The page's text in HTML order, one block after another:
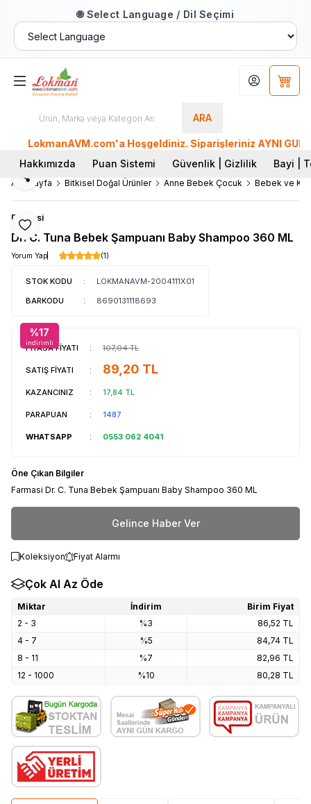
🌐 Select Language / Dil Seçimi
ARA
Hesabım
LokmanAVM.com'a Hoşgeldiniz. Siparişleriniz AYNI GÜN
Hakkımızda
Puan Sistemi Güvenlik | Gizlilik Bayi |
Ana Sayfa Bitkisel Doğal Ürünler Anne Bebek Çocuk Bebek ve
Favoriye Ekle
Paylaş
Farmasi
Dr. C. Tuna Bebek Şampuanı Baby Shampoo 360 ML
Yorum Yap (1)
STOK KODU :
LOKMANAVM-2004111X01
BARKODU
: 8690131118693
%17
indirimli
PİYASA FİYATI : 107,04TL
SATIŞ FİYATI : 89,20 TL
KAZANCINIZ : 17,84 TL
PARAPUAN : 1487
WHATSAPP : 0553 062 4041
Öne Çıkan Bilgiler
Farmasi Dr. C. Tuna Bebek Şampuanı Baby Shampoo 360 ML
Gelince Haber Ver
Koleksiyon Fiyat Alarmı
Çok Al Az Öde
Miktar İndirim
Birim Fiyat
2 - 3
%3 86,52 TL
4 - 7
%5 84,74 TL
8 - 11
%7 82,96 TL
12 - 1000
%10 80,28 TL